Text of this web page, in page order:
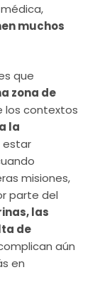
muchos
que
zona de
los contextos
la
estar
misiones,
parte del
las
de
aún
en